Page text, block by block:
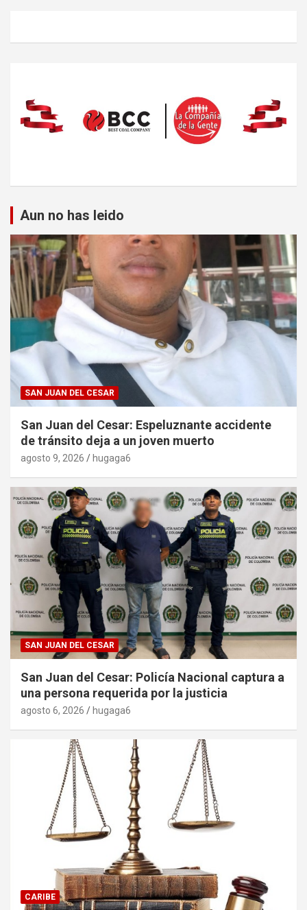
Aun no has leido
SAN JUAN DEL CESAR
San Juan del Cesar: Espeluznante accidente
de tránsito deja a un joven muerto
agosto 9, 2026 hugaga6
SAN JUAN DEL CESAR
San Juan del Cesar: Policía Nacional captura a
una persona requerida por la justicia
agosto 6, 2026 hugaga6
CARIBE